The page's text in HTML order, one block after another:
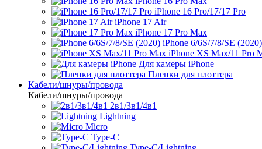
iPhone 16 Pro/17/17 Pro
iPhone 17 Air
iPhone 17 Pro Max
iPhone 6/6S/7/8/SE (2020)
iPhone XS Max/11 Pro
Для камеры iPhone
Пленки для плоттера
Кабели/шнуры/провода
Кабели/шнуры/провода
2в1/3в1/4в1
Lightning
Micro
Type-C